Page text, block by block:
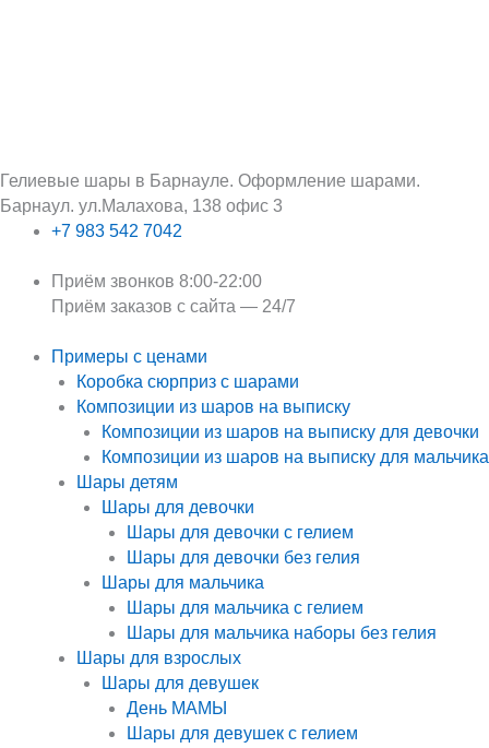
Гелиевые шары в Барнауле. Оформление шарами.
Барнаул. ул.Малахова, 138 офис 3
+7 983 542 7042
Приём звонков 8:00-22:00
Приём заказов с сайта — 24/7
Примеры с ценами
Коробка сюрприз с шарами
Композиции из шаров на выписку
Композиции из шаров на выписку для девочки
Композиции из шаров на выписку для мальчика
Шары детям
Шары для девочки
Шары для девочки с гелием
Шары для девочки без гелия
Шары для мальчика
Шары для мальчика с гелием
Шары для мальчика наборы без гелия
Шары для взрослых
Шары для девушек
День МАМЫ
Шары для девушек с гелием